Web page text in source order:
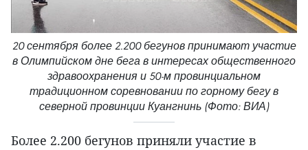
20 сентября более 2.200 бегунов принимают участие
в Олимпийском дне бега в интересах общественного
здравоохранения и 50-м провинциальном
традиционном соревновании по горному бегу в
северной провинции Куангнинь (Фото: ВИА)
Более 2.200 бегунов приняли участие в